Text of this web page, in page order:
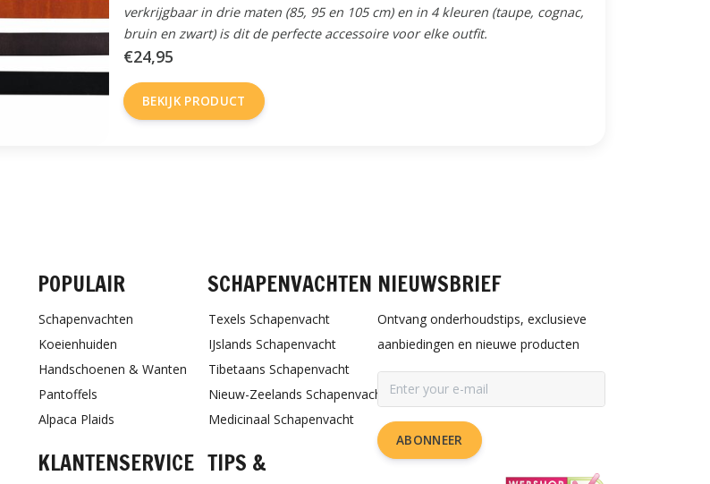
verkrijgbaar in drie maten (85, 95 en 105 cm) en in 4 kleuren (taupe, cognac,
bruin en zwart) is dit de perfecte accessoire voor elke outfit.
€24,95
BEKIJK PRODUCT
POPULAIR
Schapenvachten
Koeienhuiden
Handschoenen & Wanten
Pantoffels
Alpaca Plaids
SCHAPENVACHTEN
Texels Schapenvacht
IJslands Schapenvacht
Tibetaans Schapenvacht
Nieuw-Zeelands Schapenvacht
Medicinaal Schapenvacht
KLANTENSERVICE TIPS &
NIEUWSBRIEF
Ontvang onderhoudstips, exclusieve
aanbiedingen en nieuwe producten
ABONNEER